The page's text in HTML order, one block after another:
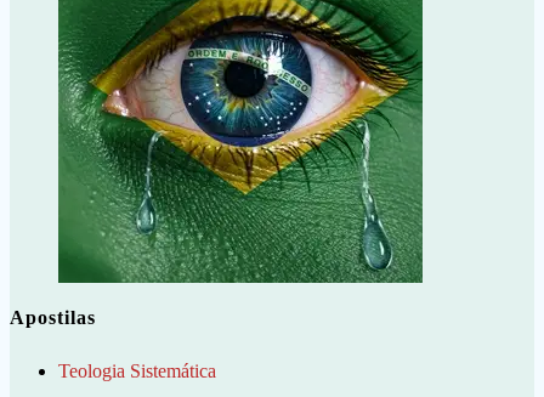
Apostilas
Teologia Sistemática